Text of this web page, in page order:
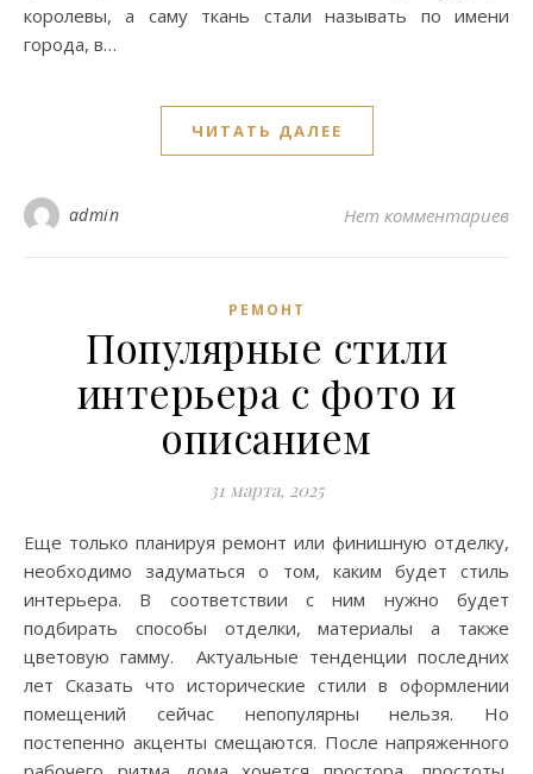
королевы, а саму ткань стали называть по имени
города, в…
ЧИТАТЬ ДАЛЕЕ
admin Нет комментариев
РЕМОНТ
Популярные стили
интерьера с фото и
описанием
31 марта, 2025
Еще только планируя ремонт или финишную отделку,
необходимо задуматься о том, каким будет стиль
интерьера. В соответствии с ним нужно будет
подбирать способы отделки, материалы а также
цветовую гамму. Актуальные тенденции последних
лет Сказать что исторические стили в оформлении
помещений сейчас непопулярны нельзя. Но
постепенно акценты смещаются. После напряженного